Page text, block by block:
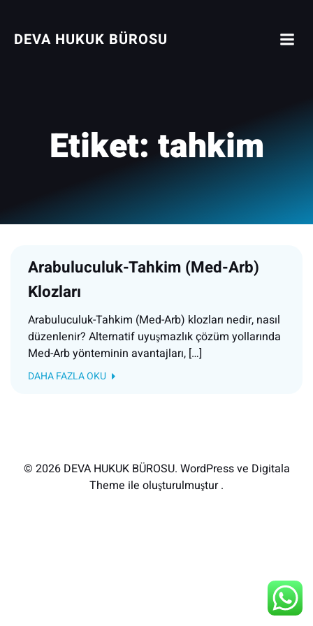
DEVA HUKUK BÜROSU
Etiket: tahkim
Arabuluculuk-Tahkim (Med-Arb)
Klozları
Arabuluculuk-Tahkim (Med-Arb) klozları nedir, nasıl
düzenlenir? Alternatif uyuşmazlık çözüm yollarında
Med-Arb yönteminin avantajları, […]
DAHA FAZLA OKU
© 2026 DEVA HUKUK BÜROSU. WordPress ve Digitala
Theme ile oluşturulmuştur .